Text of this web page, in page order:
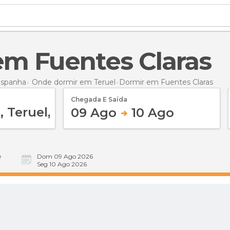
Fuentes Claras
Onde dormir em Teruel Dormir em Fuentes Claras
Chegada E Saída
09 Ago 10 Ago
Dom 09 Ago 2026
Seg 10 Ago 2026